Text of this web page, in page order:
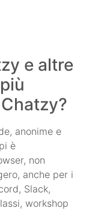
e altre
anonime e
è
non
anche per i
Slack,
workshop